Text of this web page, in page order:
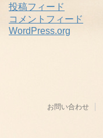
投稿フィード
コメントフィード
WordPress.org
お問い合わせ